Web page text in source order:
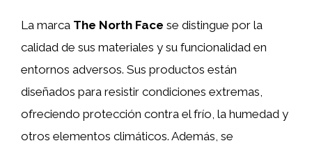
La marca The North Face se distingue por la
calidad de sus materiales y su funcionalidad en
entornos adversos. Sus productos están
diseñados para resistir condiciones extremas,
ofreciendo protección contra el frío, la humedad y
otros elementos climáticos. Además, se